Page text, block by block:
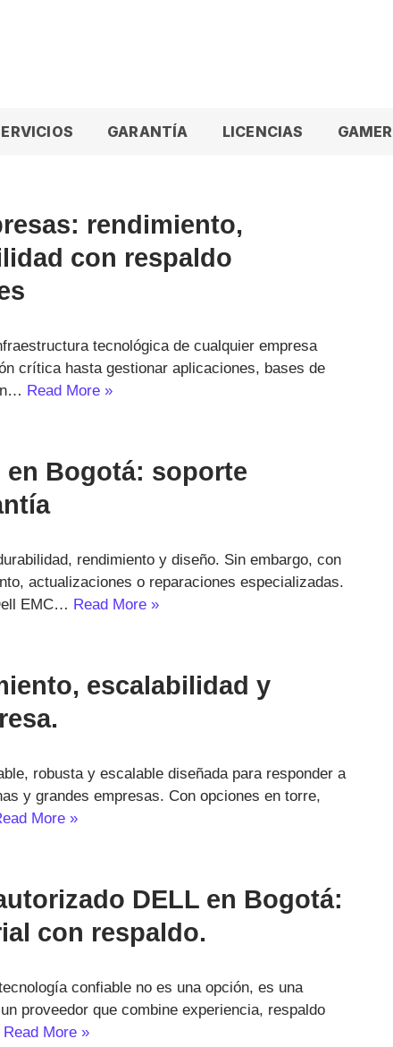
GARANTÍA LICENCIAS GAMER
rendimiento,
con respaldo
tecnológica de cualquier empresa
crítica hasta gestionar aplicaciones, bases de
Read More »
Bogotá: soporte
rendimiento y diseño. Sin embargo, con
actualizaciones o reparaciones especializadas.
EMC… Read More »
escalabilidad y
robusta y escalable diseñada para responder a
y grandes empresas. Con opciones en torre,
More »
DELL en Bogotá:
con respaldo.
confiable no es una opción, es una
proveedor que combine experiencia, respaldo
Read More »